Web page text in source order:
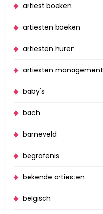
artiest boeken
artiesten boeken
artiesten huren
artiesten management
baby's
bach
barneveld
begrafenis
bekende artiesten
belgisch